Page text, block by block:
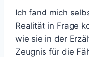
Ich fand mich
Realität in Frage
wie sie in der
Zeugnis für die